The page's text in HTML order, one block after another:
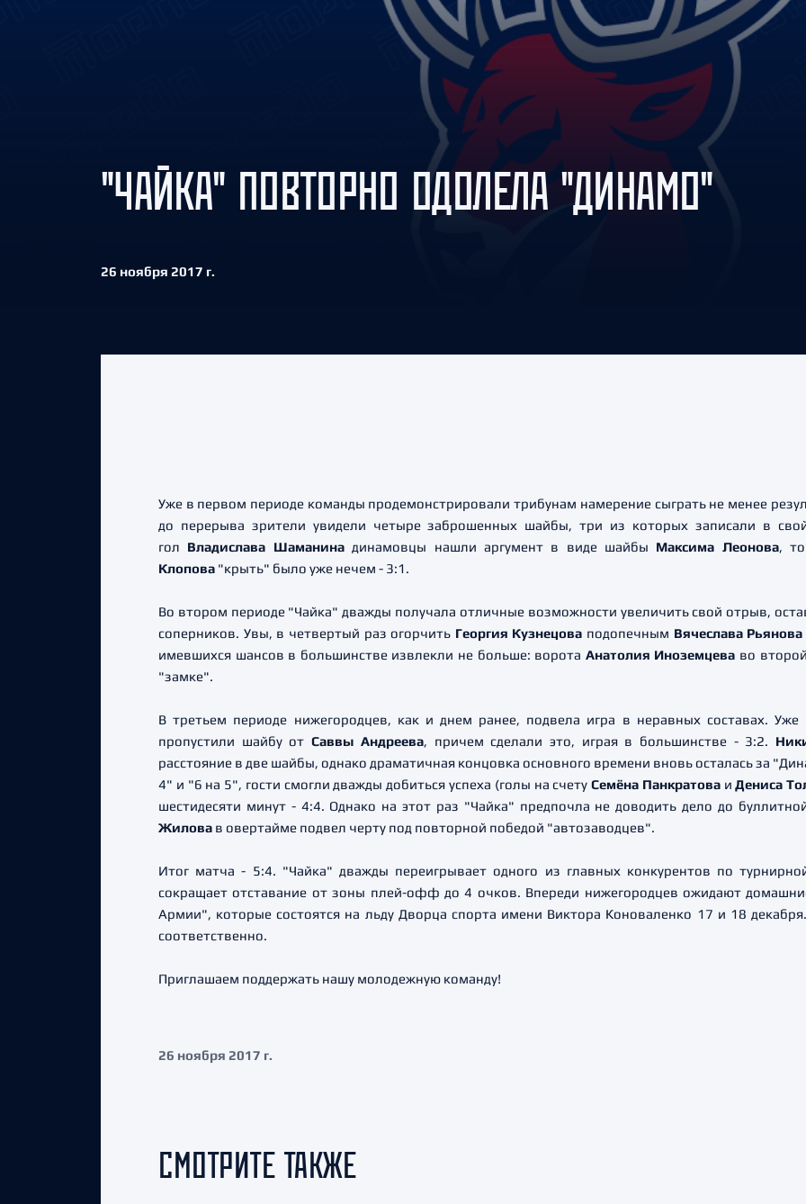
Амур
Барыс
Салават Юлаев
Сибирь
"ЧАЙКА" ПОВТОРНО ОДОЛЕЛА "ДИНАМО"
26 ноября 2017 г.
Уже в первом периоде команды продемонстрировали трибунам намерение сыграть не менее
до перерыва зрители увидели четыре заброшенных шайбы, три из которых записали в
гол Владислава Шаманинадинамовцы нашли аргумент в виде шайбы Максима Леонова, то
Клопова "крыть" было уже нечем - 3:1.
Во втором периоде "Чайка" дважды получала отличные возможности увеличить свой отрыв,
соперников. Увы, в четвертый раз огорчить Георгия Кузнецова подопечным Вячеслава Рьянова
имевшихся шансов в большинстве извлекли не больше: ворота Анатолия Иноземцева во
"замке".
В третьем периоде нижегородцев, как и днем ранее, подвела игра в неравных составах. Уже
пропустили шайбу отСаввы Андреева, причем сделали это, играя в большинстве - 3:2.
расстояние в две шайбы, однако драматичная концовка основного времени вновь осталась за
4" и "6 на 5", гости смогли дважды добиться успеха (голы на счетуСемёна ПанкратоваиДениса
шестидесяти минут - 4:4. Однако на этот раз "Чайка" предпочла не доводить дело до
Жилова в овертайме подвел черту под повторной победой "автозаводцев".
Итог матча - 5:4. "Чайка" дважды переигрывает одного из главных конкурентов по
сокращает отставание от зоны плей-офф до 4 очков. Впереди нижегородцев ожидают
Армии", которые состоятся на льду Дворца спорта имени Виктора Коноваленко 17 и 18
соответственно.
Приглашаем поддержать нашу молодежную команду!
26 ноября 2017 г.
СМОТРИТЕ ТАКЖЕ